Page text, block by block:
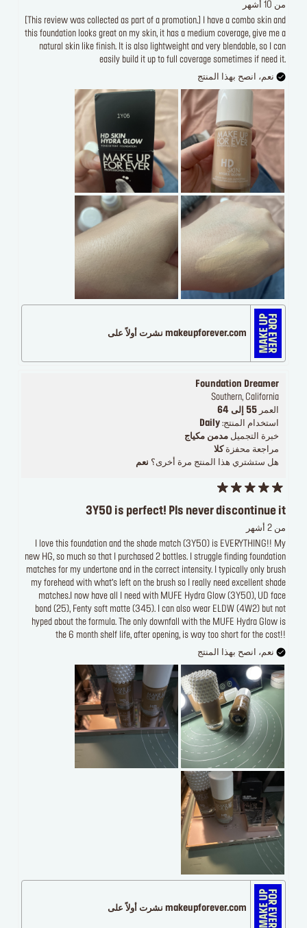
من 10 أشهر
[This review was collected as part of a promotion.] I have a combo skin and
this foundation looks great on my skin, it has a medium coverage, give me a
natural skin like finish. It is also lightweight and very blendable, so I can
easily build it up to full coverage sometimes if need it.
نعم، انصح بهذا المنتج
makeupforever.com نشرت أولاً على
Foundation Dreamer
Southern, California
العمر 55 إلى 64
استخدام المنتج: Daily
خبرة التجميل مدمن مكياج
مراجعة محفزةكلا
هل ستشتري هذا المنتج مرة أخرى؟ نعم
3Y50 is perfect! Pls never discontinue it
من 2 أشهر
I love this foundation and the shade match (3Y50) is EVERYTHING!! My
new HG, so much so that I purchased 2 bottles. I struggle finding foundation
matches for my undertone and in the correct intensity. I typically only brush
my forehead with what’s left on the brush so I really need excellent shade
matches.I now have all I need with MUFE Hydra Glow (3Y50), UD face
bond (25), Fenty soft matte (345). I can also wear ELDW (4W2) but not
hyped about the formula. The only downfall with the MUFE Hydra Glow is
the 6 month shelf life, after opening, is way too short for the cost!!
نعم، انصح بهذا المنتج
makeupforever.com نشرت أولاً على